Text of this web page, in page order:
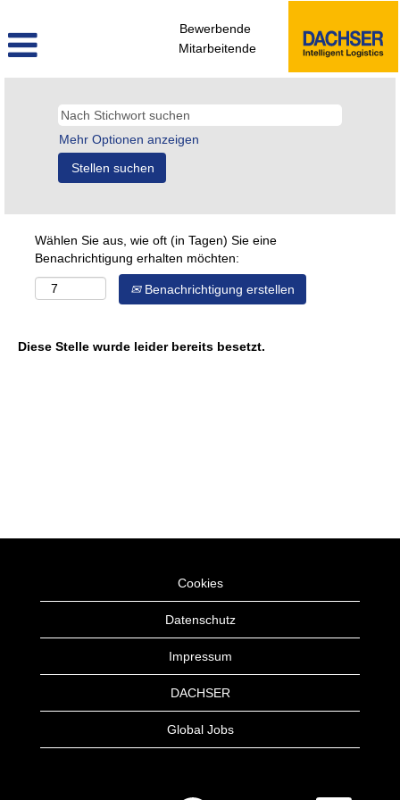
Bewerbende
Mitarbeitende
Mehr Optionen anzeigen
Wählen Sie aus, wie oft (in Tagen) Sie eine
Benachrichtigung erhalten möchten:
Benachrichtigung erstellen
Diese Stelle wurde leider bereits besetzt.
Cookies
Datenschutz
Impressum
DACHSER
Global Jobs